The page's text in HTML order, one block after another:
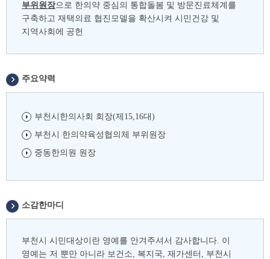
부위원장으로 한의약 중심의 통합돌봄 및 방문진료체계를
구축하고 재택의료 협진모델을 확산시켜 시민건강 및
지역사회에 공헌
주요약력
부천시한의사회 회장(제15,16대)
부천시 한의약육성협의체 부위원장
중동한의원 원장
소감한마디
부천시 시민대상이란 영예를 안겨주셔서 감사합니다. 이
영예는 저 뿐만 아니라 보건소, 복지국, 재가센터, 부천시